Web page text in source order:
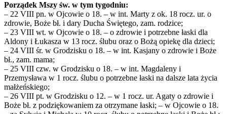
Porządek Mszy św. w tym tygodniu:
– 22 VIII pn. w Ojcowie o 18. – w int. Marty z ok. 18 rocz. ur. o
zdrowie, Boże bł. i dary Ducha Świętego, zam. rodzice;
– 23 VIII wt. w Ojcowie o 18. – o zdrowie i potrzebne łaski dla
Aldony i Łukasza w 13 rocz. ślubu oraz o Bożą opiekę dla dzieci;
– 24 VIII śr. w Grodzisku o 18. – w int. Kasjany o zdrowie i Boże
bł., zam. mama;
– 25 VIII czw. w Grodzisku o 18. – w int. Magdaleny i
Przemysława w 1 rocz. ślubu o potrzebne łaski na dalsze lata życia
małżeńskiego;
– 26 VIII pt. w Grodzisku o 12. – w 1 rocz. ur. Agaty o zdrowie i
Boże bł. z podziękowaniem za otrzymane łaski; – w Ojcowie o 18.